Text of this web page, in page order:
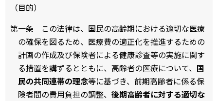
（目的）
第一条 この法律は、国民の高齢期における適切な医療
の確保を図るため、医療費の適正化を推進するための
計画の作成及び保険者による健康診査等の実施に関す
る措置を講ずるとともに、高齢者の医療について、 国
民の共同連帯の理念等に基づき、前期高齢者に係る保
険者間の費用負担の調整、 後期高齢者に対する適切な